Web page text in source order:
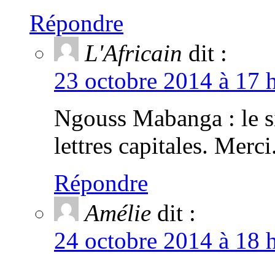
Répondre
L'Africain dit :
23 octobre 2014 à 17
Ngouss Mabanga : le
lettres capitales.
Répondre
Amélie dit :
24 octobre 2014 à 18